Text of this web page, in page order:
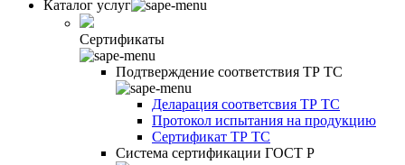
Каталог услуг
Сертификаты
Подтверждение соответствия ТР ТС
Деларация соответсвия ТР ТС
Протокол испытания на продукцию
Сертификат ТР ТС
Система сертификации ГОСТ Р